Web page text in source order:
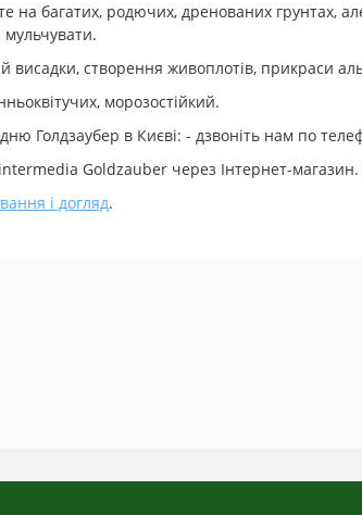
на багатих, родючих, дренованих грунтах,
висадки, створення живоплотів, прикраси
морозостійкий.
Голдзаубер в Києві: - дзвоніть нам по
Goldzauber через Інтернет-магазин.
і догляд.